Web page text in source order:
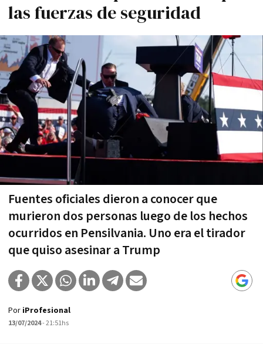
las fuerzas de seguridad
Fuentes oficiales dieron a conocer que
murieron dos personas luego de los hechos
ocurridos en Pensilvania. Uno era el tirador
que quiso asesinar a Trump
Por iProfesional
13/07/2024- 21:51hs